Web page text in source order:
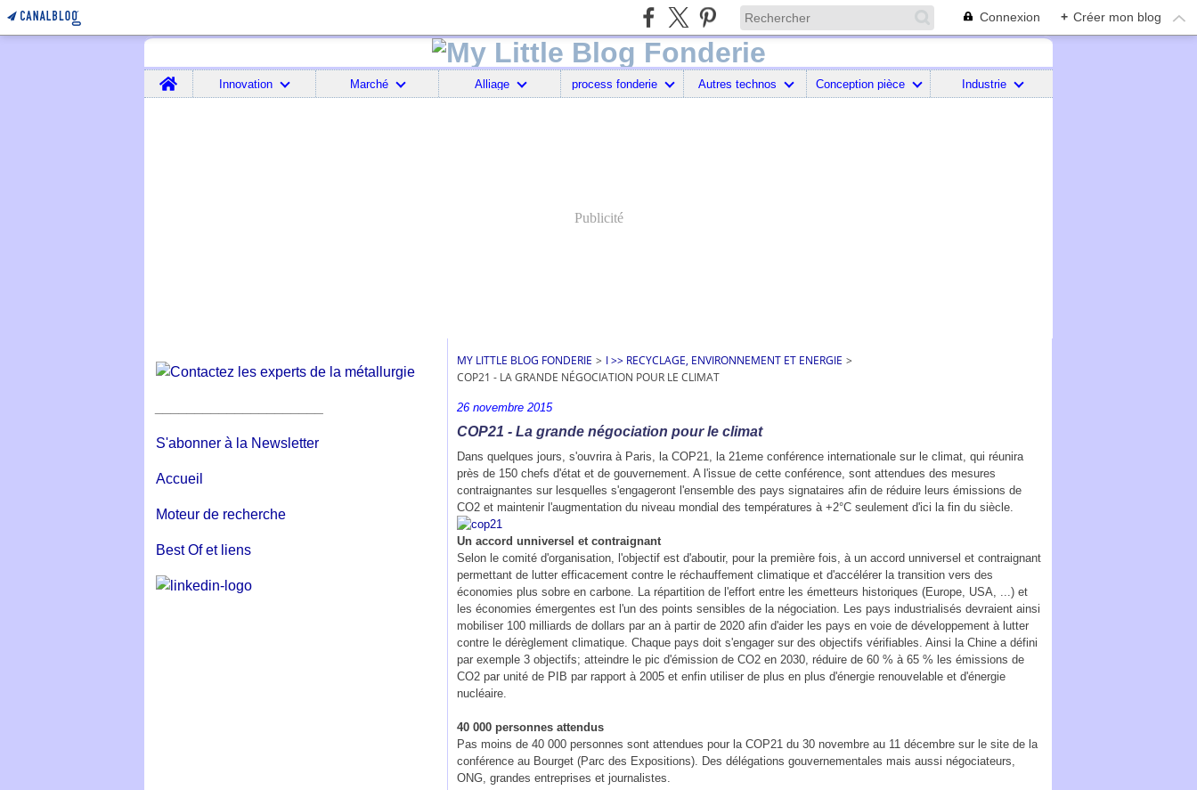
Connexion + Créer mon blog
Home
Innovation Marché Alliage process fonderie Autres technos Conception pièce Industrie
Publicité
S'abonner à la Newsletter
Accueil
Moteur de recherche
Best Of et liens
MY LITTLE BLOG FONDERIE > I >> RECYCLAGE, ENVIRONNEMENT ET ENERGIE >
COP21 - LA GRANDE NÉGOCIATION POUR LE CLIMAT
26 novembre 2015
COP21 - La grande négociation pour le climat
Dans quelques jours, s'ouvrira à Paris, la COP21, la 21eme conférence internationale sur le climat, qui réunira
près de 150 chefs d'état et de gouvernement. A l'issue de cette conférence, sont attendues des mesures
contraignantes sur lesquelles s'engageront l'ensemble des pays signataires afin de réduire leurs émissions de
CO2 et maintenir l'augmentation du niveau mondial des températures à +2°C seulement d'ici la fin du siècle.
Un accord unniversel et contraignant
Selon le comité d'organisation, l'objectif est d'aboutir, pour la première fois, à un accord unniversel et contraignant
permettant de lutter efficacement contre le réchauffement climatique et d'accélérer la transition vers des
économies plus sobre en carbone. La répartition de l'effort entre les émetteurs historiques (Europe, USA, ...) et
les économies émergentes est l'un des points sensibles de la négociation. Les pays industrialisés devraient ainsi
mobiliser 100 milliards de dollars par an à partir de 2020 afin d'aider les pays en voie de développement à lutter
contre le dérèglement climatique. Chaque pays doit s'engager sur des objectifs vérifiables. Ainsi la Chine a défini
par exemple 3 objectifs; atteindre le pic d'émission de CO2 en 2030, réduire de 60 % à 65 % les émissions de
CO2 par unité de PIB par rapport à 2005 et enfin utiliser de plus en plus d'énergie renouvelable et d'énergie
nucléaire.
40 000 personnes attendus
Pas moins de 40 000 personnes sont attendues pour la COP21 du 30 novembre au 11 décembre sur le site de la
conférence au Bourget (Parc des Expositions). Des délégations gouvernementales mais aussi négociateurs,
ONG, grandes entreprises et journalistes.